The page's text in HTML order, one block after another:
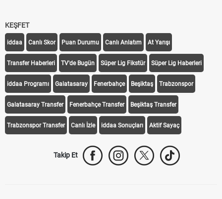
KEŞFET
iddaa Canlı Skor Puan Durumu Canlı Anlatım At Yarışı
Transfer Haberleri TV'de Bugün Süper Lig Fikstür Süper Lig Haberleri
iddaa Programı Galatasaray Fenerbahçe Beşiktaş Trabzonspor
Galatasaray Transfer Fenerbahçe Transfer Beşiktaş Transfer
Trabzonspor Transfer Canlı İzle iddaa Sonuçları Aktif Sayaç
Takip Et